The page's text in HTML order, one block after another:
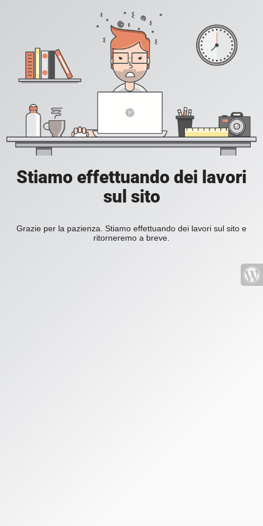
Stiamo effettuando dei lavori
sul sito
Grazie per la pazienza. Stiamo effettuando dei lavori sul sito e
ritorneremo a breve.